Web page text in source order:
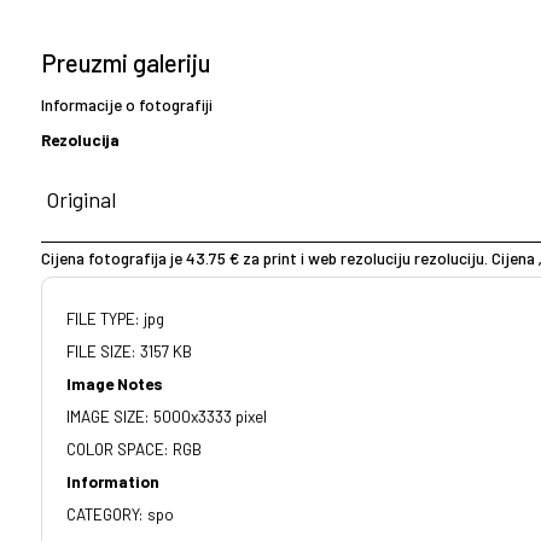
Preuzmi galeriju
Informacije o fotografiji
Rezolucija
Cijena fotografija je 43.75 € za print i web rezoluciju rezoluciju.
FILE TYPE: jpg
FILE SIZE: 3157 KB
Image Notes
IMAGE SIZE: 5000x3333 pixel
COLOR SPACE: RGB
Information
CATEGORY: spo